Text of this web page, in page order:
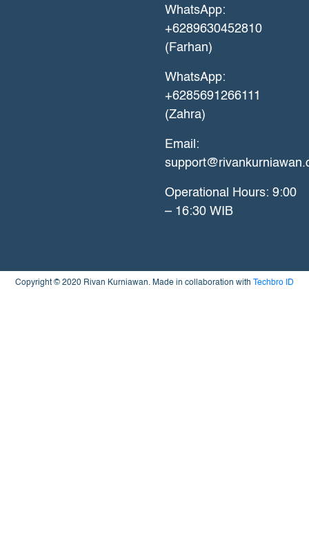
WhatsApp:
+6289630452810
(Farhan)
WhatsApp:
+6285691266111
(Zahra)
Email:
Operational Hours: 9:00
– 16:30 WIB
Copyright © 2020 Rivan Kurniawan. Made in collaboration with Techbro ID